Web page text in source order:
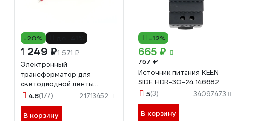
-20%
1 249 ₽1 571 ₽
Электронный
трансформатор для
светодиодной ленты
FERON 60W 12V IP67
4.8(177) 21713452
В корзину
-12%
665 ₽
757 ₽
Источник питания KEEN
SIDE HDR-30-24 146682
5(3) 34097473
В корзину